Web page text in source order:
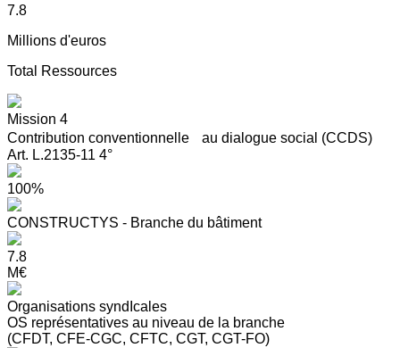
7.8
Millions d'euros
Total Ressources
Mission 4
Contribution conventionnelle au dialogue social (CCDS)
Art. L.2135-11 4°
100%
CONSTRUCTYS - Branche du bâtiment
7.8
M€
Organisations syndIcales
OS représentatives au niveau de la branche
(CFDT, CFE-CGC, CFTC, CGT, CGT-FO)